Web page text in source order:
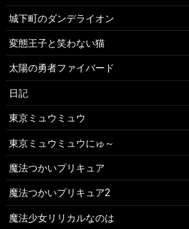
城下町のダンデライオン
変態王子と笑わない猫
太陽の勇者ファイバード
日記
東京ミュウミュウ
東京ミュウミュウにゅ～
魔法つかいプリキュア
魔法つかいプリキュア2
魔法少女リリカルなのは